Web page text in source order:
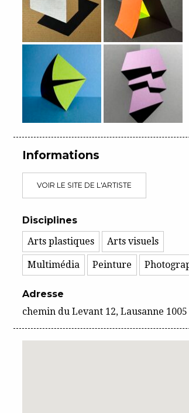
Informations
VOIR LE SITE DE L'ARTISTE
Disciplines
Arts plastiques
Arts visuels
Multimédia Peinture
Adresse
chemin du Levant 12, Lausanne 1005